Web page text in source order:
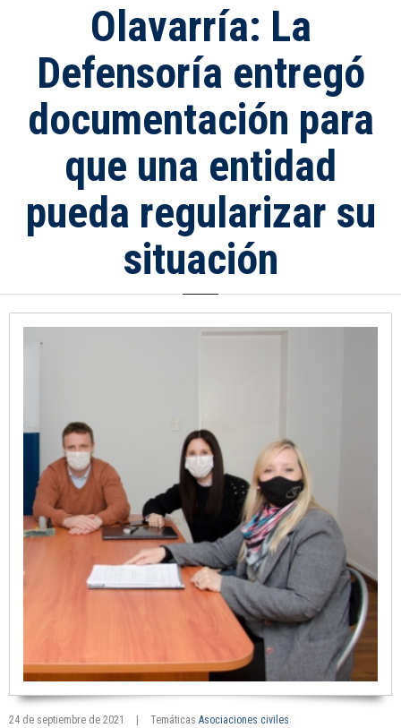
Olavarría: La
Defensoría entregó
documentación para
que una entidad
pueda regularizar su
situación
24 de septiembre de 2021 Temáticas Asociaciones civiles